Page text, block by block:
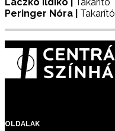
Peringer Nóra |
Takarító
OLDALAK